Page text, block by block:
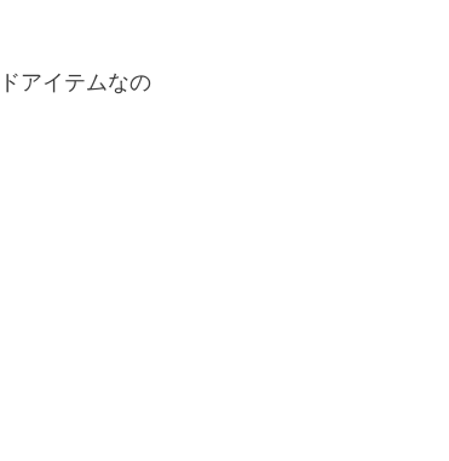
アイテムなの